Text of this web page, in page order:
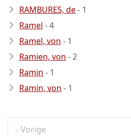
RAMBURES, de- 1
Ramel - 4
Ramel, von - 1
Ramien, von - 2
Ramin - 1
Ramin, von - 1
Vorige